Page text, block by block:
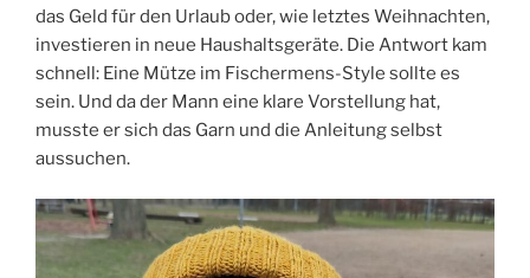
das Geld für den Urlaub oder, wie letztes Weihnachten,
investieren in neue Haushaltsgeräte. Die Antwort kam
schnell: Eine Mütze im Fischermens-Style sollte es
sein. Und da der Mann eine klare Vorstellung hat,
musste er sich das Garn und die Anleitung selbst
aussuchen.